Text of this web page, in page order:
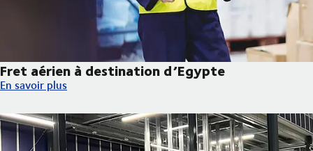
Fret aérien à destination d’Egypte
Fret aérien à destination d’Egypte
En savoir plus